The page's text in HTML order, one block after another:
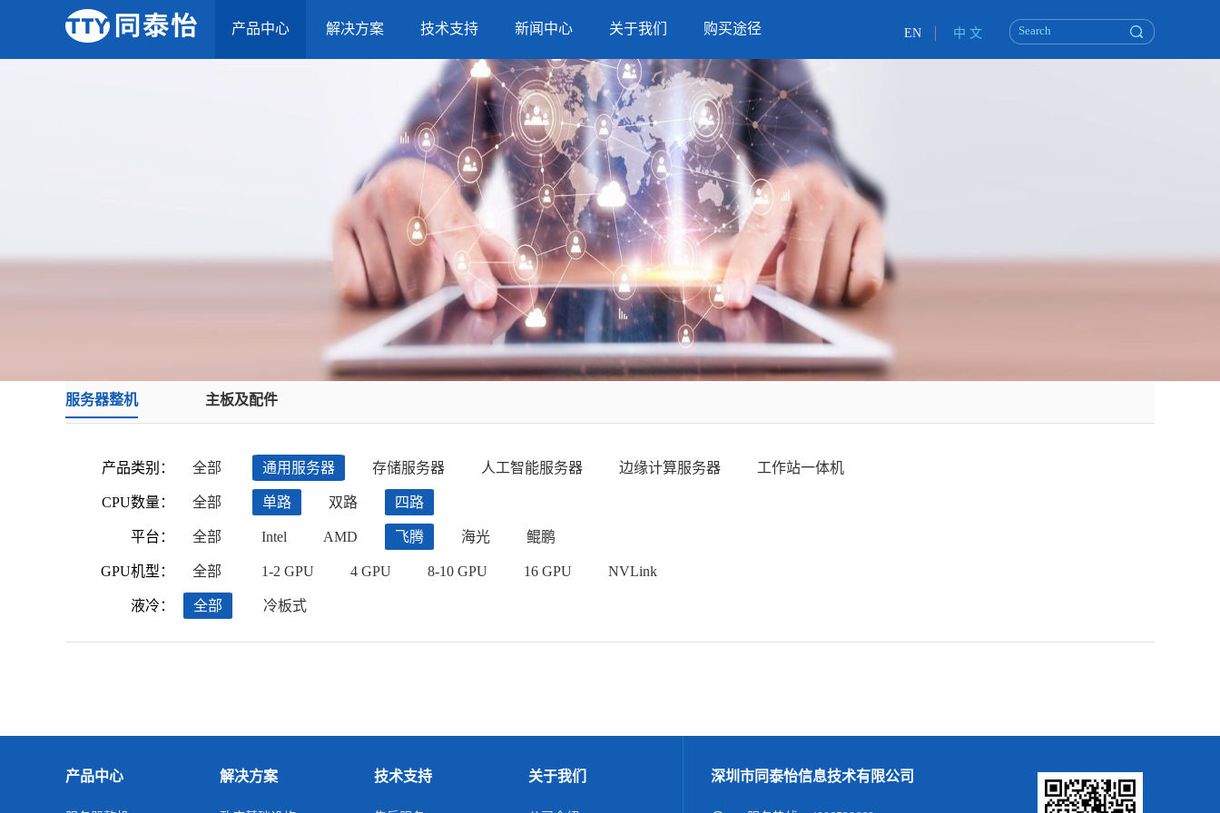
EN 中 文
产品中心 解决方案 技术支持 新闻中心 关于我们 购买途径
服务器整机 主板及配件
产品类别：
CPU数量：
平台：
GPU机型：
液冷：
全部 通用服务器 存储服务器 人工智能服务器 边缘计算服务器 工作站一体机
全部 单路 双路 四路
全部 Intel AMD 飞腾 海光 鲲鹏
全部 1-2 GPU 4 GPU 8-10 GPU 16 GPU NVLink
全部 冷板式
产品中心 解决方案 技术支持 关于我们 深圳市同泰怡信息技术有限公司